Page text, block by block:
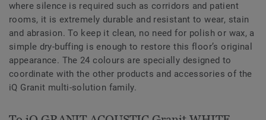
where silence is required such as corridors and patient
rooms, it is extremely durable and resistant to wear, stain
and abrasion. To keep it clean, no need for polish or wax, a
simple dry-buffing is enough to restore this floor’s original
appearance. The 24 colours are specially designed to
coordinate with the other products and accessories of the
iQ Granit multi-solution family.